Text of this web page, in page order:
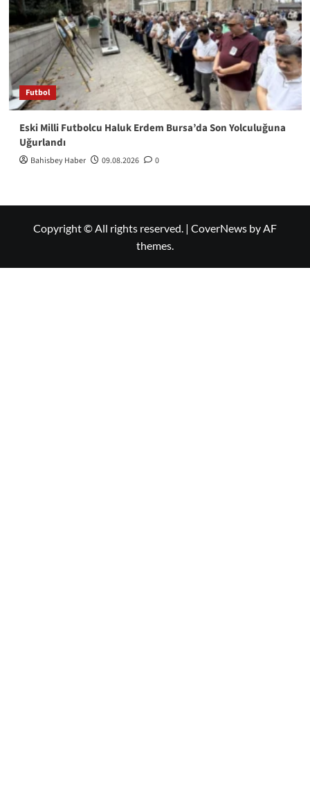
Futbol
Eski Milli Futbolcu Haluk Erdem Bursa’da Son Yolculuğuna
Uğurlandı
Bahisbey Haber 09.08.2026 0
Copyright © All rights reserved. | CoverNews by AF
themes.